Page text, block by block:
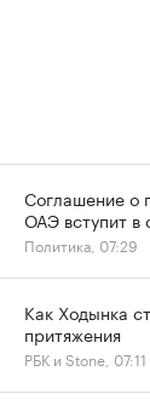
Соглашение о
ОАЭ вступит в
Политика, 07:29
Как Ходынка
притяжения
РБК и Stone, 07:11